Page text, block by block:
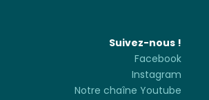
Suivez-nous !
Facebook
Instagram
Notre chaîne Youtube